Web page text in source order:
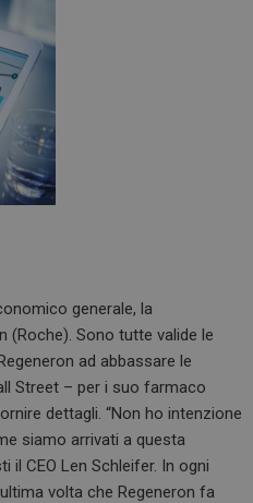
generale, la
Sono tutte valide le
ad abbassare le
Street – per i suo farmaco
dettagli. “Non ho intenzione
siamo arrivati a questa
il CEO Len Schleifer. In ogni
volta che Regeneron fa